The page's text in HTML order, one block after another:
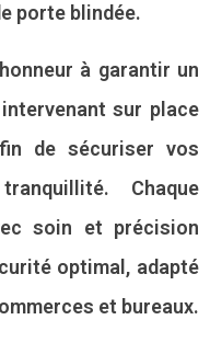
porte blindée.
à garantir un
sur place
de sécuriser vos
Chaque
soin et précision
optimal, adapté
et bureaux.